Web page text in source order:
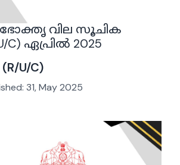
വില സൂചിക
C) ഏപ്രിൽ 2025
(R/U/C)
31, May 2025